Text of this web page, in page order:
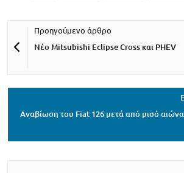
Νέο Mitsubishi Eclipse Cross και PHEV
Αναβίωση του Fiat 126 μετά από μισό αιώνα